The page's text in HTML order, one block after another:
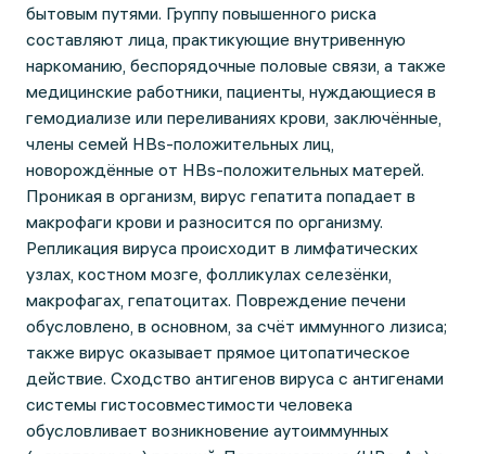
бытовым путями. Группу повышенного риска
составляют лица, практикующие внутривенную
наркоманию, беспорядочные половые связи, а также
медицинские работники, пациенты, нуждающиеся в
гемодиализе или переливаниях крови, заключённые,
члены семей HBs-положительных лиц,
новорождённые от HBs-положительных матерей.
Проникая в организм, вирус гепатита попадает в
макрофаги крови и разносится по организму.
Репликация вируса происходит в лимфатических
узлах, костном мозге, фолликулах селезёнки,
макрофагах, гепатоцитах. Повреждение печени
обусловлено, в основном, за счёт иммунного лизиса;
также вирус оказывает прямое цитопатическое
действие. Сходство антигенов вируса с антигенами
системы гистосовместимости человека
обусловливает возникновение аутоиммунных